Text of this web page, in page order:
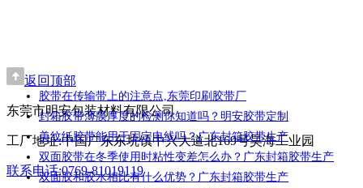
胶带在传输带上的注意点,东莞印刷胶带厂
封箱胶带薄膜厚度的检测你知道吗？明安胶带定制
美纹纸胶带能用于固定电线吗？广东封箱胶带生产
双面胶带在冬季使用时粘性变差怎么办？广东封箱胶带生产
双面胶和胶水相比有什么优势？广东封箱胶带生产
返回顶部
东莞市明安包装材料有限公司
工厂地址:中国广东东坑镇中兴大道北169号昊海工业园
联系电话:0769-81019119